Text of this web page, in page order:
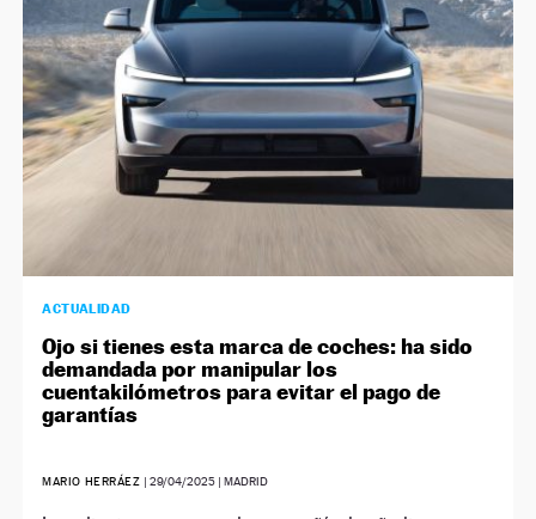
ACTUALIDAD
Ojo si tienes esta marca de coches: ha sido
demandada por manipular los
cuentakilómetros para evitar el pago de
garantías
MARIO HERRÁEZ | 29/04/2025| MADRID